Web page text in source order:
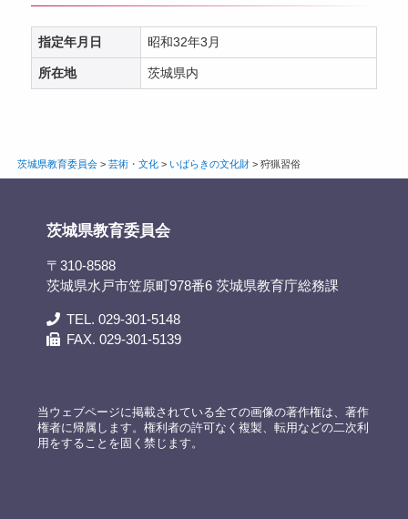
指定年月日 昭和32年3月
所在地 茨城県内
茨城県教育委員会> 芸術・文化> いばらきの文化財> 狩猟習俗
茨城県教育委員会
〒310-8588
茨城県水戸市笠原町978番6 茨城県教育庁総務課
TEL. 029-301-5148
FAX. 029-301-5139
当ウェブページに掲載されている全ての画像の著作権は、著作
権者に帰属します。権利者の許可なく複製、転用などの二次利
用をすることを固く禁じます。